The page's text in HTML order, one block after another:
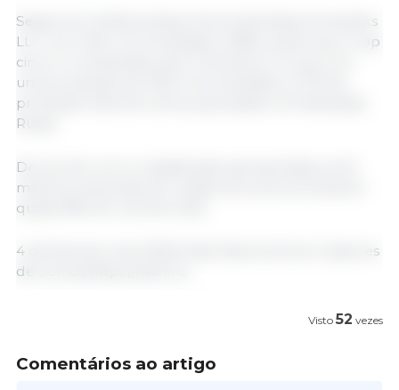
Segue-se a Velikolukskiy Svinovodcheskiy Kompleks
LLC com 400,1 mil toneladas e 6,8%, sendo que o top
cinco é completado pelo Cherkizovo Group com
uma produção de 335,5 mil toneladas e 5,7% da
produção total de suínos para abate na Federação
Russa.
De acordo com a classificação apresentada, as 20
maiores empresas de criação de suínos produzem
quase 80% do volume total.
4 de fevereiro de 2025/União Nacional dos Criadores
de Suínos/https://nssrf.ru/
Visto 52 vezes
Comentários ao artigo